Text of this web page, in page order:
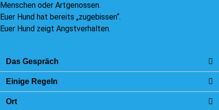
Menschen oder Artgenossen.
Euer Hund hat bereits „zugebissen“.
Euer Hund zeigt Angstverhalten.
Das Gespräch
Einige Regeln
Ort